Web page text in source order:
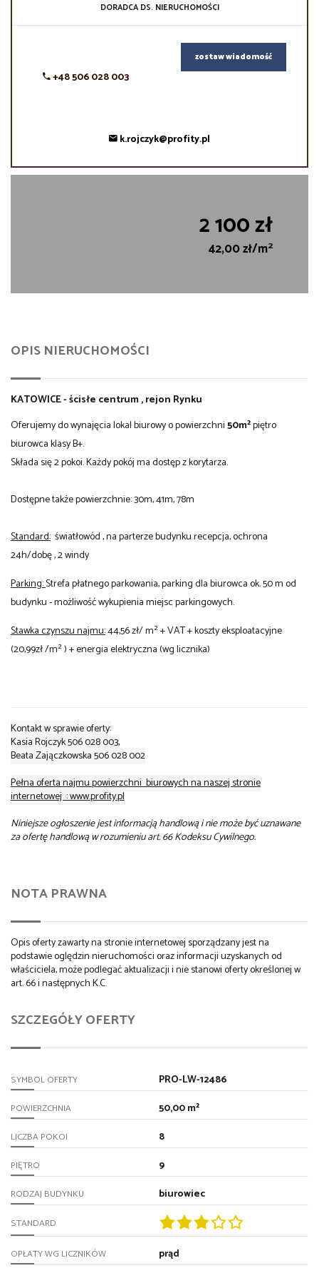
DORADCA DS. NIERUCHOMOŚCI
+48 506 028 003
zostaw wiadomość
k.rojczyk@profity.pl
2 100 zł
42,00 zł/m2
OPIS NIERUCHOMOŚCI
KATOWICE - ścisłe centrum , rejon Rynku
Oferujemy do wynajęcia lokal biurowy o powierzchni50m²piętro
biurowca klasy B+.
Składa się 2 pokoi. Każdy pokój ma dostęp z korytarza.
Dostępne także powierzchnie: 30m, 41m, 78m
Standard: światłowód , na parterze budynku recepcja, ochrona
24h/dobę , 2 windy
Parking:Strefa płatnego parkowania, parking dla biurowca ok. 50 m od
budynku - możliwość wykupienia miejsc parkingowych.
Stawka czynszu najmu:44,56 zł/ m² + VAT + koszty eksploatacyjne
(20,99zł /m² ) + energia elektryczna (wg licznika)
Kontakt w sprawie oferty:
Kasia Rojczyk 506 028 003,
Beata Zajączkowska 506 028 002
Pełna oferta najmu powierzchni biurowych na naszej stronie
internetowej : www.profity.pl
Niniejsze ogłoszenie jest informacją handlową i nie może być uznawane
za ofertę handlową w rozumieniu art. 66 Kodeksu Cywilnego.
NOTA PRAWNA
Opis oferty zawarty na stronie internetowej sporządzany jest na
podstawie oględzin nieruchomości oraz informacji uzyskanych od
właściciela, może podlegać aktualizacji i nie stanowi oferty określonej w
art. 66 i następnych K.C.
SZCZEGÓŁY OFERTY
SYMBOL OFERTY PRO-LW-12486
POWIERZCHNIA 50,00 m²
LICZBA POKOI 8
PIĘTRO 9
RODZAJ BUDYNKU biurowiec
STANDARD
OPŁATY WG LICZNIKÓW prąd